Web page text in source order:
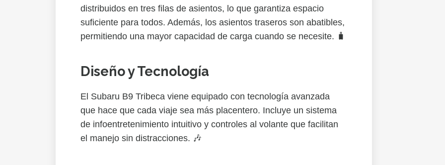
distribuidos en tres filas de asientos, lo que garantiza espacio
suficiente para todos. Además, los asientos traseros son abatibles,
permitiendo una mayor capacidad de carga cuando se necesite. 🧳
Diseño y Tecnología
El Subaru B9 Tribeca viene equipado con tecnología avanzada
que hace que cada viaje sea más placentero. Incluye un sistema
de infoentretenimiento intuitivo y controles al volante que facilitan
el manejo sin distracciones. 🎶